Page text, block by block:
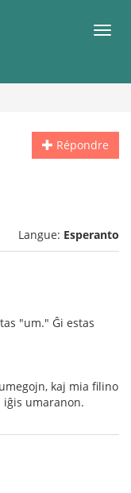
Répondre
Langue: Esperanto
"um." Ĝi estas
kaj mia filino
iĝis umaranon.